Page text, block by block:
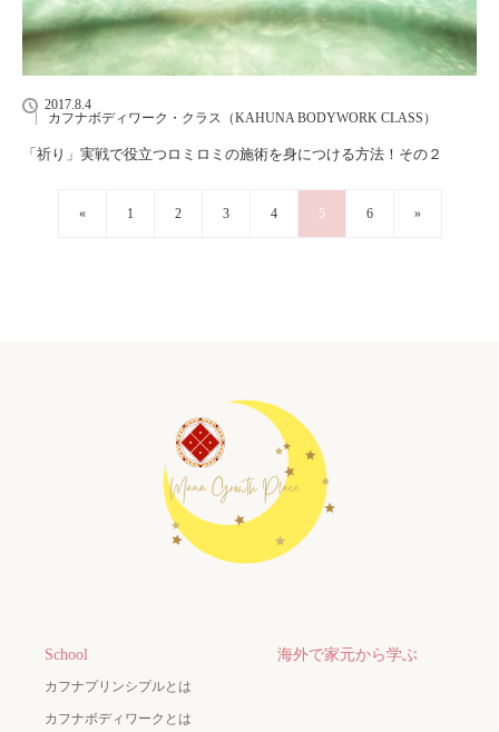
2017.8.4
カフナボディワーク・クラス（KAHUNA BODYWORK CLASS）
「祈り」実戦で役立つロミロミの施術を身につける方法！その２
« 1 2 3 4 5 6 »
School
カフナプリンシプルとは
カフナボディワークとは
海外で家元から学ぶ